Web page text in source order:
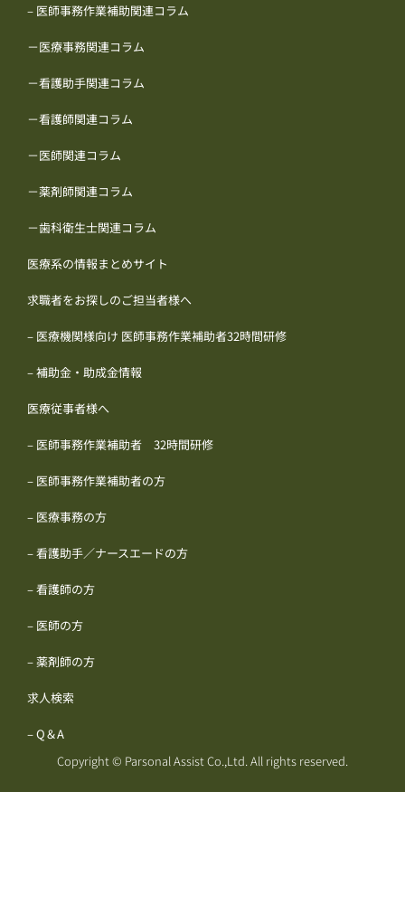
– 医師事務作業補助関連コラム
－医療事務関連コラム
－看護助手関連コラム
－看護師関連コラム
－医師関連コラム
－薬剤師関連コラム
－歯科衛生士関連コラム
医療系の情報まとめサイト
求職者をお探しのご担当者様へ
– 医療機関様向け 医師事務作業補助者32時間研修
– 補助金・助成金情報
医療従事者様へ
– 医師事務作業補助者 32時間研修
– 医師事務作業補助者の方
– 医療事務の方
– 看護助手／ナースエードの方
– 看護師の方
– 医師の方
– 薬剤師の方
求人検索
– Q＆A
Copyright © Parsonal Assist Co.,Ltd. All rights reserved.